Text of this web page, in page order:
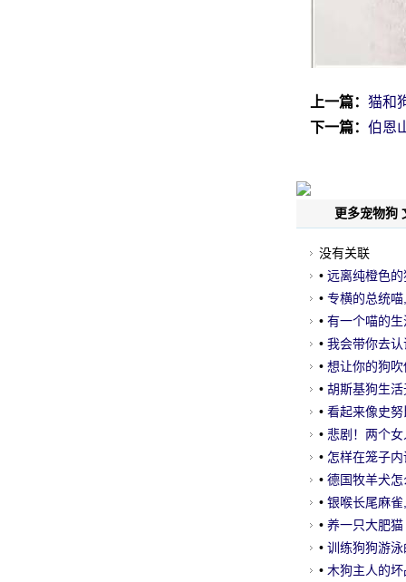
上一篇： 猫和
下一篇： 伯恩
更多宠物狗
没有关联
• 远离纯橙色
• 专横的总统
• 有一个喵的
• 我会带你去
• 想让你的狗
• 胡斯基狗生
• 看起来像史
• 悲剧！两个
• 怎样在笼子
• 德国牧羊犬
• 银喉长尾麻
• 养一只大肥猫
• 训练狗狗游
• 木狗主人的